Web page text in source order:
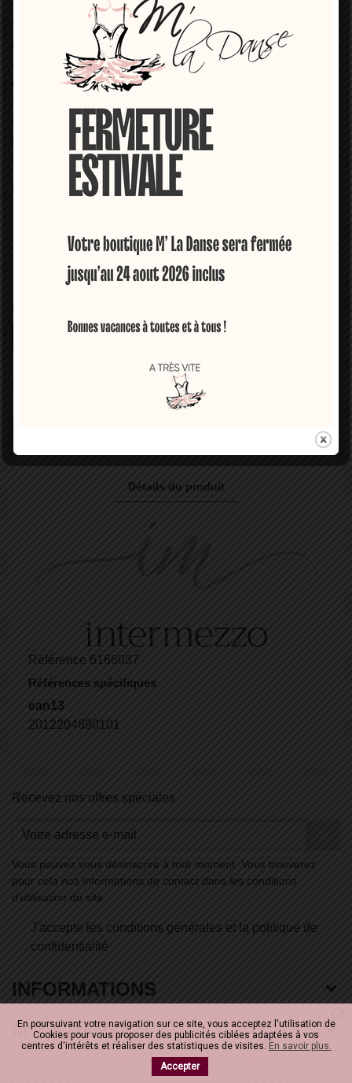
Veste d'échauffement à double boutonnage Ballet Elisur
en coton Intermezzo. Pull croisé court noué dans le dos en
côte 1x1. Idéal pour ne pas avoir froid dans vos cours de
danse les fenêtres ouvertes. Il vous donne du confort,
routines d'échauffement. Disponible en différentes tailles
pour les filles ou les femmes. Choisissez parmi nos
couleurs disponibles : rose, gris ou noir.
90% COTON
Détails du produit
Référence 6166037
Références spécifiques
ean13
2012204890101
Recevez nos offres spéciales
Vous pouvez vous désinscrire à tout moment. Vous trouverez
pour cela nos informations de contact dans les conditions
d'utilisation du site.
J'accepte les conditions générales et la politique de
confidentialité
INFORMATIONS
M' LA DANSE
© 2026 - Boutique en ligne créée avec PrestaShop™
En poursuivant votre navigation sur ce site, vous acceptez l'utilisation de
Cookies pour vous proposer des publicités ciblées adaptées à vos
centres d'intérêts et réaliser des statistiques de visites. En savoir plus.
Accepter